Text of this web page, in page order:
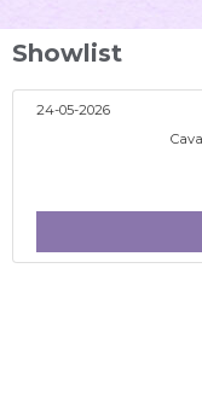
Showlist
24-05-2026